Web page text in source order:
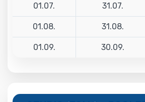
01.07. 31.07.
01.08. 31.08.
01.09. 30.09.